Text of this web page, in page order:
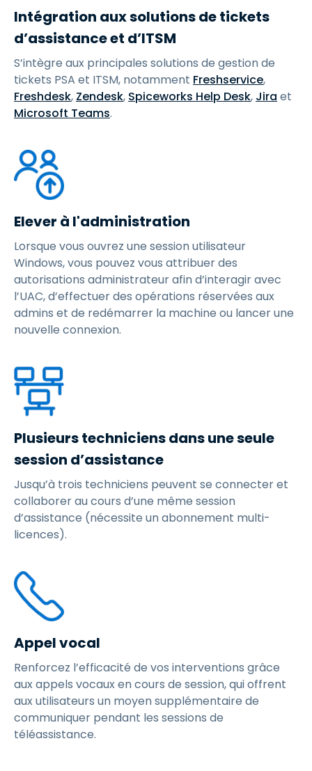
Intégration aux solutions de tickets
d’assistance et d’ITSM
S’intègre aux principales solutions de gestion de
tickets PSA et ITSM, notamment Freshservice,
Freshdesk, Zendesk, Spiceworks Help Desk, Jira et
Microsoft Teams.
Elever à l'administration
Lorsque vous ouvrez une session utilisateur
Windows, vous pouvez vous attribuer des
autorisations administrateur afin d’interagir avec
l’UAC, d’effectuer des opérations réservées aux
admins et de redémarrer la machine ou lancer une
nouvelle connexion.
Plusieurs techniciens dans une seule
session d’assistance
Jusqu’à trois techniciens peuvent se connecter et
collaborer au cours d’une même session
d’assistance (nécessite un abonnement multi-
licences).
Appel vocal
Renforcez l’efficacité de vos interventions grâce
aux appels vocaux en cours de session, qui offrent
aux utilisateurs un moyen supplémentaire de
communiquer pendant les sessions de
téléassistance.